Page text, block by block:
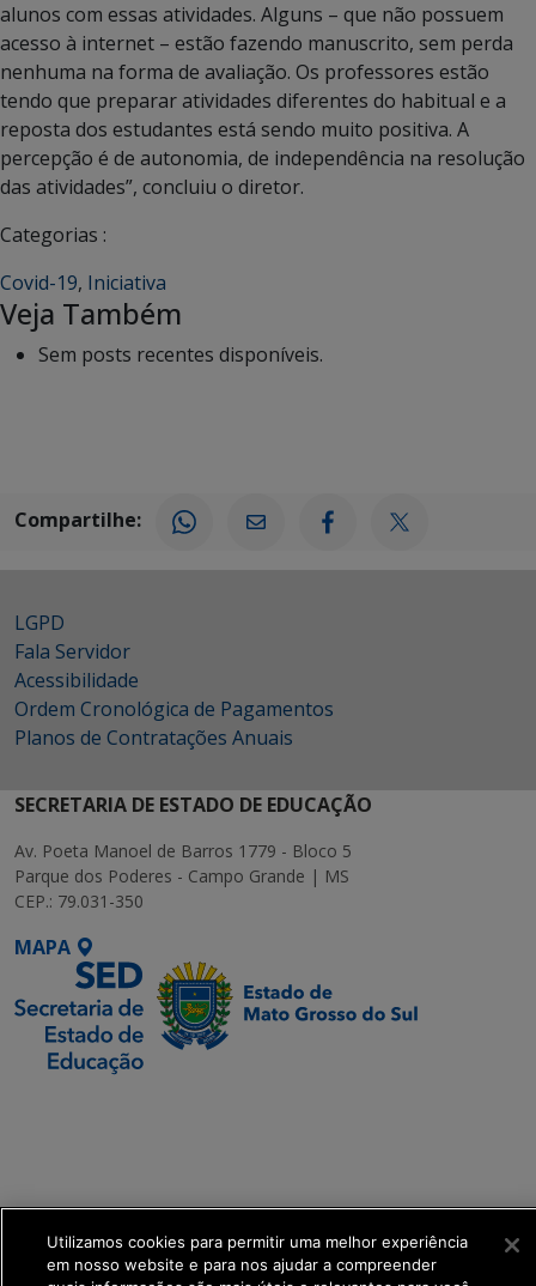
alunos com essas atividades. Alguns – que não possuem
acesso à internet – estão fazendo manuscrito, sem perda
nenhuma na forma de avaliação. Os professores estão
tendo que preparar atividades diferentes do habitual e a
reposta dos estudantes está sendo muito positiva. A
percepção é de autonomia, de independência na resolução
das atividades”, concluiu o diretor.
Categorias :
Covid-19, Iniciativa
Veja Também
Sem posts recentes disponíveis.
Compartilhe:
LGPD
Fala Servidor
Acessibilidade
Ordem Cronológica de Pagamentos
Planos de Contratações Anuais
SECRETARIA DE ESTADO DE EDUCAÇÃO
Av. Poeta Manoel de Barros 1779 - Bloco 5
Parque dos Poderes - Campo Grande | MS
CEP.: 79.031-350
MAPA
Utilizamos cookies para permitir uma melhor experiência
em nosso website e para nos ajudar a compreender